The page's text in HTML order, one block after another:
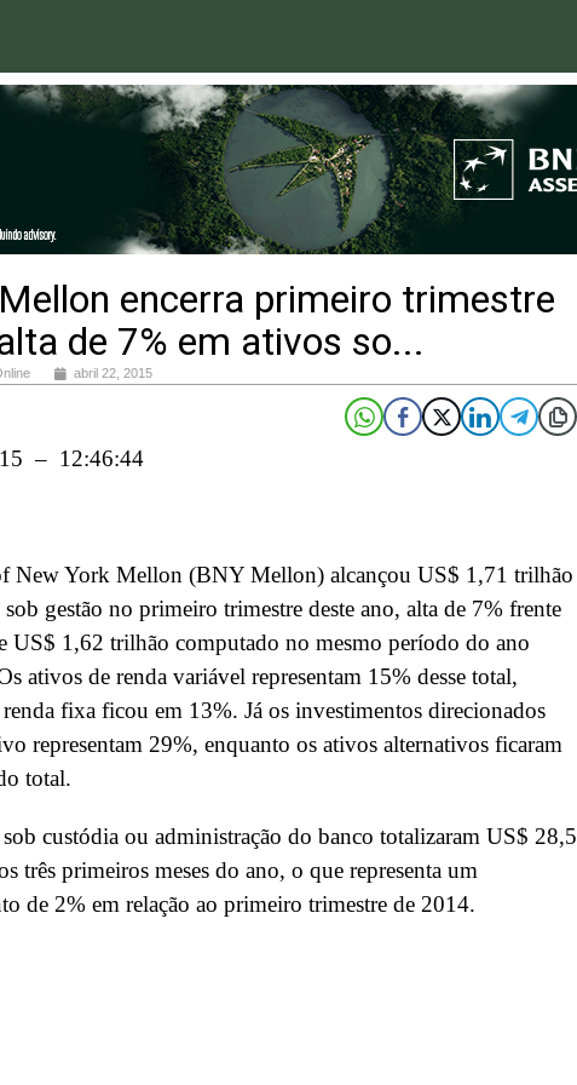
encerra primeiro trimestre
de 7% em ativos so...
abril 22, 2015
– 12:46:44
New York Mellon (BNY Mellon) alcançou US$ 1,71 trilhão
gestão no primeiro trimestre deste ano, alta de 7% frente
US$ 1,62 trilhão computado no mesmo período do ano
ativos de renda variável representam 15% desse total,
fixa ficou em 13%. Já os investimentos direcionados
representam 29%, enquanto os ativos alternativos ficaram
total.
custódia ou administração do banco totalizaram US$ 28,5
três primeiros meses do ano, o que representa um
de 2% em relação ao primeiro trimestre de 2014.